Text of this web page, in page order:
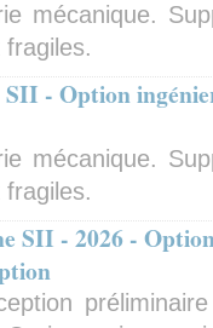
mécanique.
- Option
mécanique.
SII - 2026 -